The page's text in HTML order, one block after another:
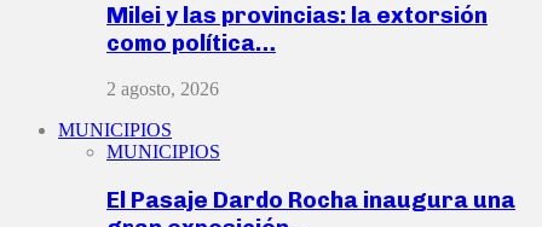
Milei y las provincias: la extorsión
como política…
2 agosto, 2026
MUNICIPIOS
MUNICIPIOS
El Pasaje Dardo Rocha inaugura una